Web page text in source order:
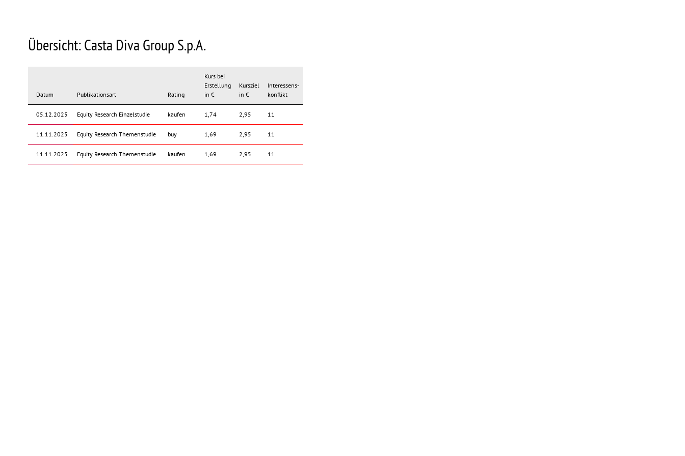
Übersicht: Casta Diva Group S.p.A.
Datum Publikationsart Rating
Kurs bei
Erstellung
in €
Kursziel
in €
Interessens-
konflikt
05.12.2025 Equity Research Einzelstudie kaufen 1,74 2,95 11
11.11.2025 Equity Research Themenstudie buy 1,69 2,95 11
11.11.2025 Equity Research Themenstudie kaufen 1,69 2,95 11